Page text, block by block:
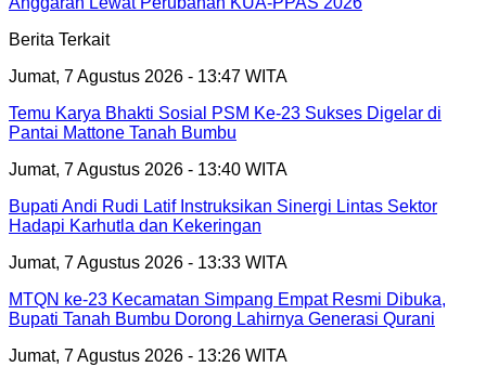
Berita Terkait
Jumat, 7 Agustus 2026 - 13:47 WITA
Temu Karya Bhakti Sosial PSM Ke-23 Sukses Digelar di
Pantai Mattone Tanah Bumbu
Jumat, 7 Agustus 2026 - 13:40 WITA
Bupati Andi Rudi Latif Instruksikan Sinergi Lintas Sektor
Hadapi Karhutla dan Kekeringan
Jumat, 7 Agustus 2026 - 13:33 WITA
MTQN ke-23 Kecamatan Simpang Empat Resmi Dibuka,
Bupati Tanah Bumbu Dorong Lahirnya Generasi Qurani
Jumat, 7 Agustus 2026 - 13:26 WITA